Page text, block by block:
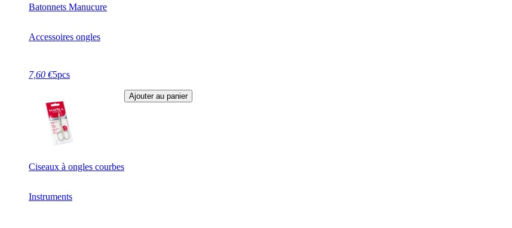
Batonnets Manucure
Accessoires ongles
7,60 €5pcs
Ciseaux à ongles courbes
Instruments
Ajouter au panier